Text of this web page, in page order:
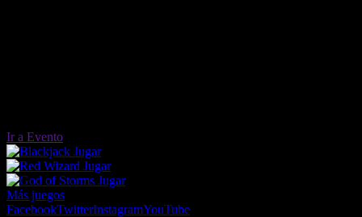
Ir a Evento
Jugar
Jugar
Jugar
Más juegos
FacebookTwitterInstagramYouTube